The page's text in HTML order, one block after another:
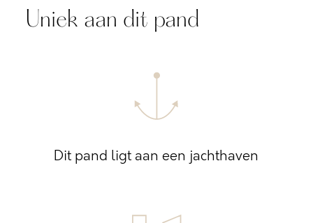
Uniek aan dit pand
Dit pand ligt aan een jachthaven